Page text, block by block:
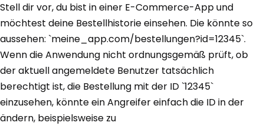
Stell dir vor, du bist in einer E-Commerce-App und
möchtest deine Bestellhistorie einsehen. Die könnte so
aussehen: `meine_app.com/bestellungen?id=12345`.
Wenn die Anwendung nicht ordnungsgemäß prüft, ob
der aktuell angemeldete Benutzer tatsächlich
berechtigt ist, die Bestellung mit der ID `12345`
einzusehen, könnte ein Angreifer einfach die ID in der
ändern, beispielsweise zu